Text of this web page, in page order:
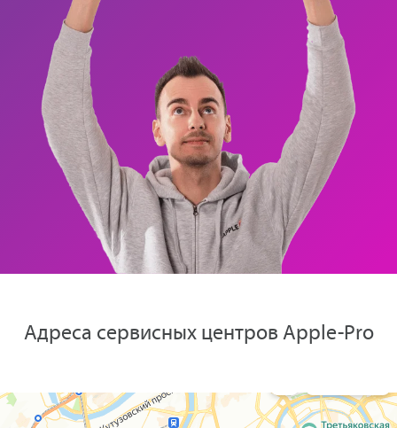
Адреса сервисных центров Apple-Pro